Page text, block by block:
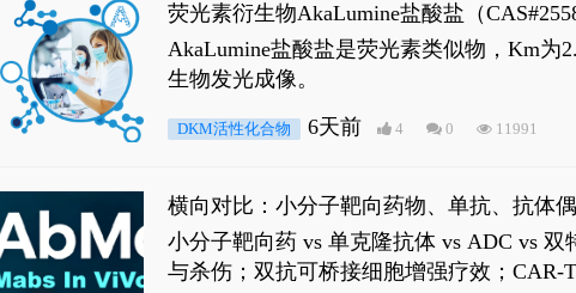
荧光素衍生物AkaLumine盐酸盐（
穿透能力，大幅增强成像信噪比，从而实
AkaLumine盐酸盐是荧光素类似物，Km
生物发光成像。
DKM活性化合物 6天前 4 0 11991
横向对比：小分子靶向药物、单抗、抗体
小分子靶向药 vs 单克隆抗体 vs ADC vs
与杀伤；双抗可桥接细胞增强疗效；CAR-